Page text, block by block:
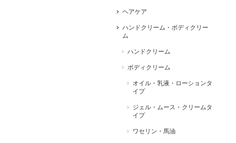
ヘアケア
ハンドクリーム・ボディクリー
ム
ハンドクリーム
ボディクリーム
オイル・乳液・ローションタ
イプ
ジェル・ムース・クリームタ
イプ
ワセリン・馬油